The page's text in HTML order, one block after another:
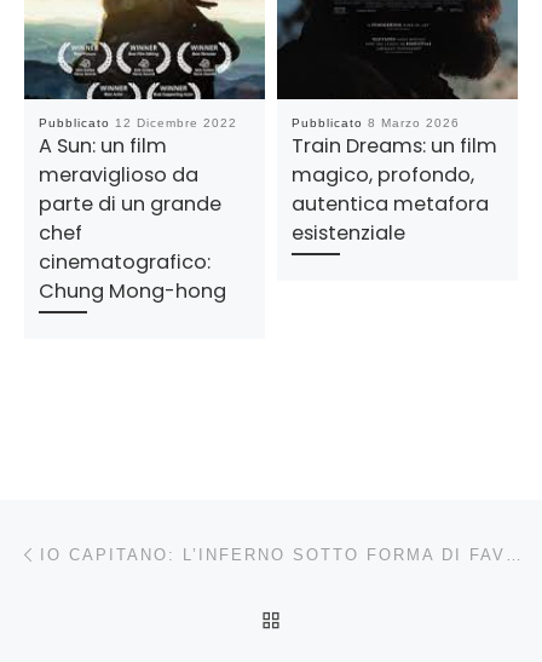
Pubblicato 12 Dicembre 2022
A Sun: un film
meraviglioso da
parte di un grande
chef
cinematografico:
Chung Mong-hong
Pubblicato 8 Marzo 2026
Train Dreams: un film
magico, profondo,
autentica metafora
esistenziale
Navigazione articoli